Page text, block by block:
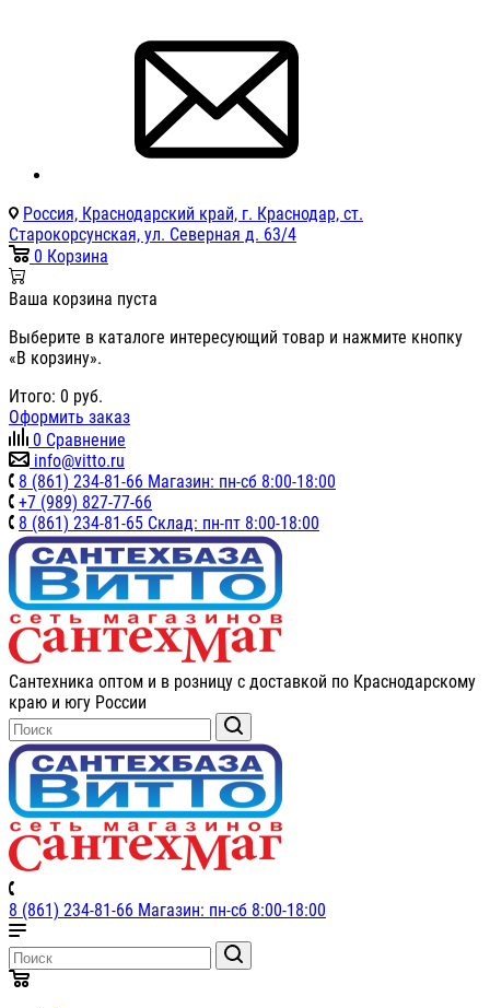
Россия, Краснодарский край, г. Краснодар, ст.
Старокорсунская, ул. Северная д. 63/4
0 Корзина
Ваша корзина пуста
Выберите в каталоге интересующий товар и нажмите кнопку
«В корзину».
Итого: 0 руб.
Оформить заказ
0 Сравнение
info@vitto.ru
8 (861) 234-81-66 Магазин: пн-сб 8:00-18:00
+7 (989) 827-77-66
8 (861) 234-81-65 Склад: пн-пт 8:00-18:00
Сантехника оптом и в розницу с доставкой по Краснодарскому
краю и югу России
8 (861) 234-81-66 Магазин: пн-сб 8:00-18:00